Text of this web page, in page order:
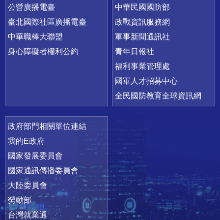
公營廣播電臺
臺北國際社區廣播電臺
中華職棒大聯盟
身心障礙者權利公約
中華民國國防部
政戰資訊服務網
軍事新聞通訊社
青年日報社
福利事業管理處
國軍人才招募中心
全民國防教育全球資訊網
政府部門相關單位連結
我的E政府
國家發展委員會
國家通訊傳播委員會
大陸委員會
勞動部
台灣就業通